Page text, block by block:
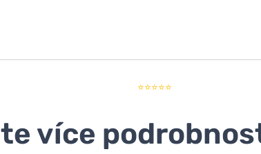
⭐⭐⭐⭐⭐
více